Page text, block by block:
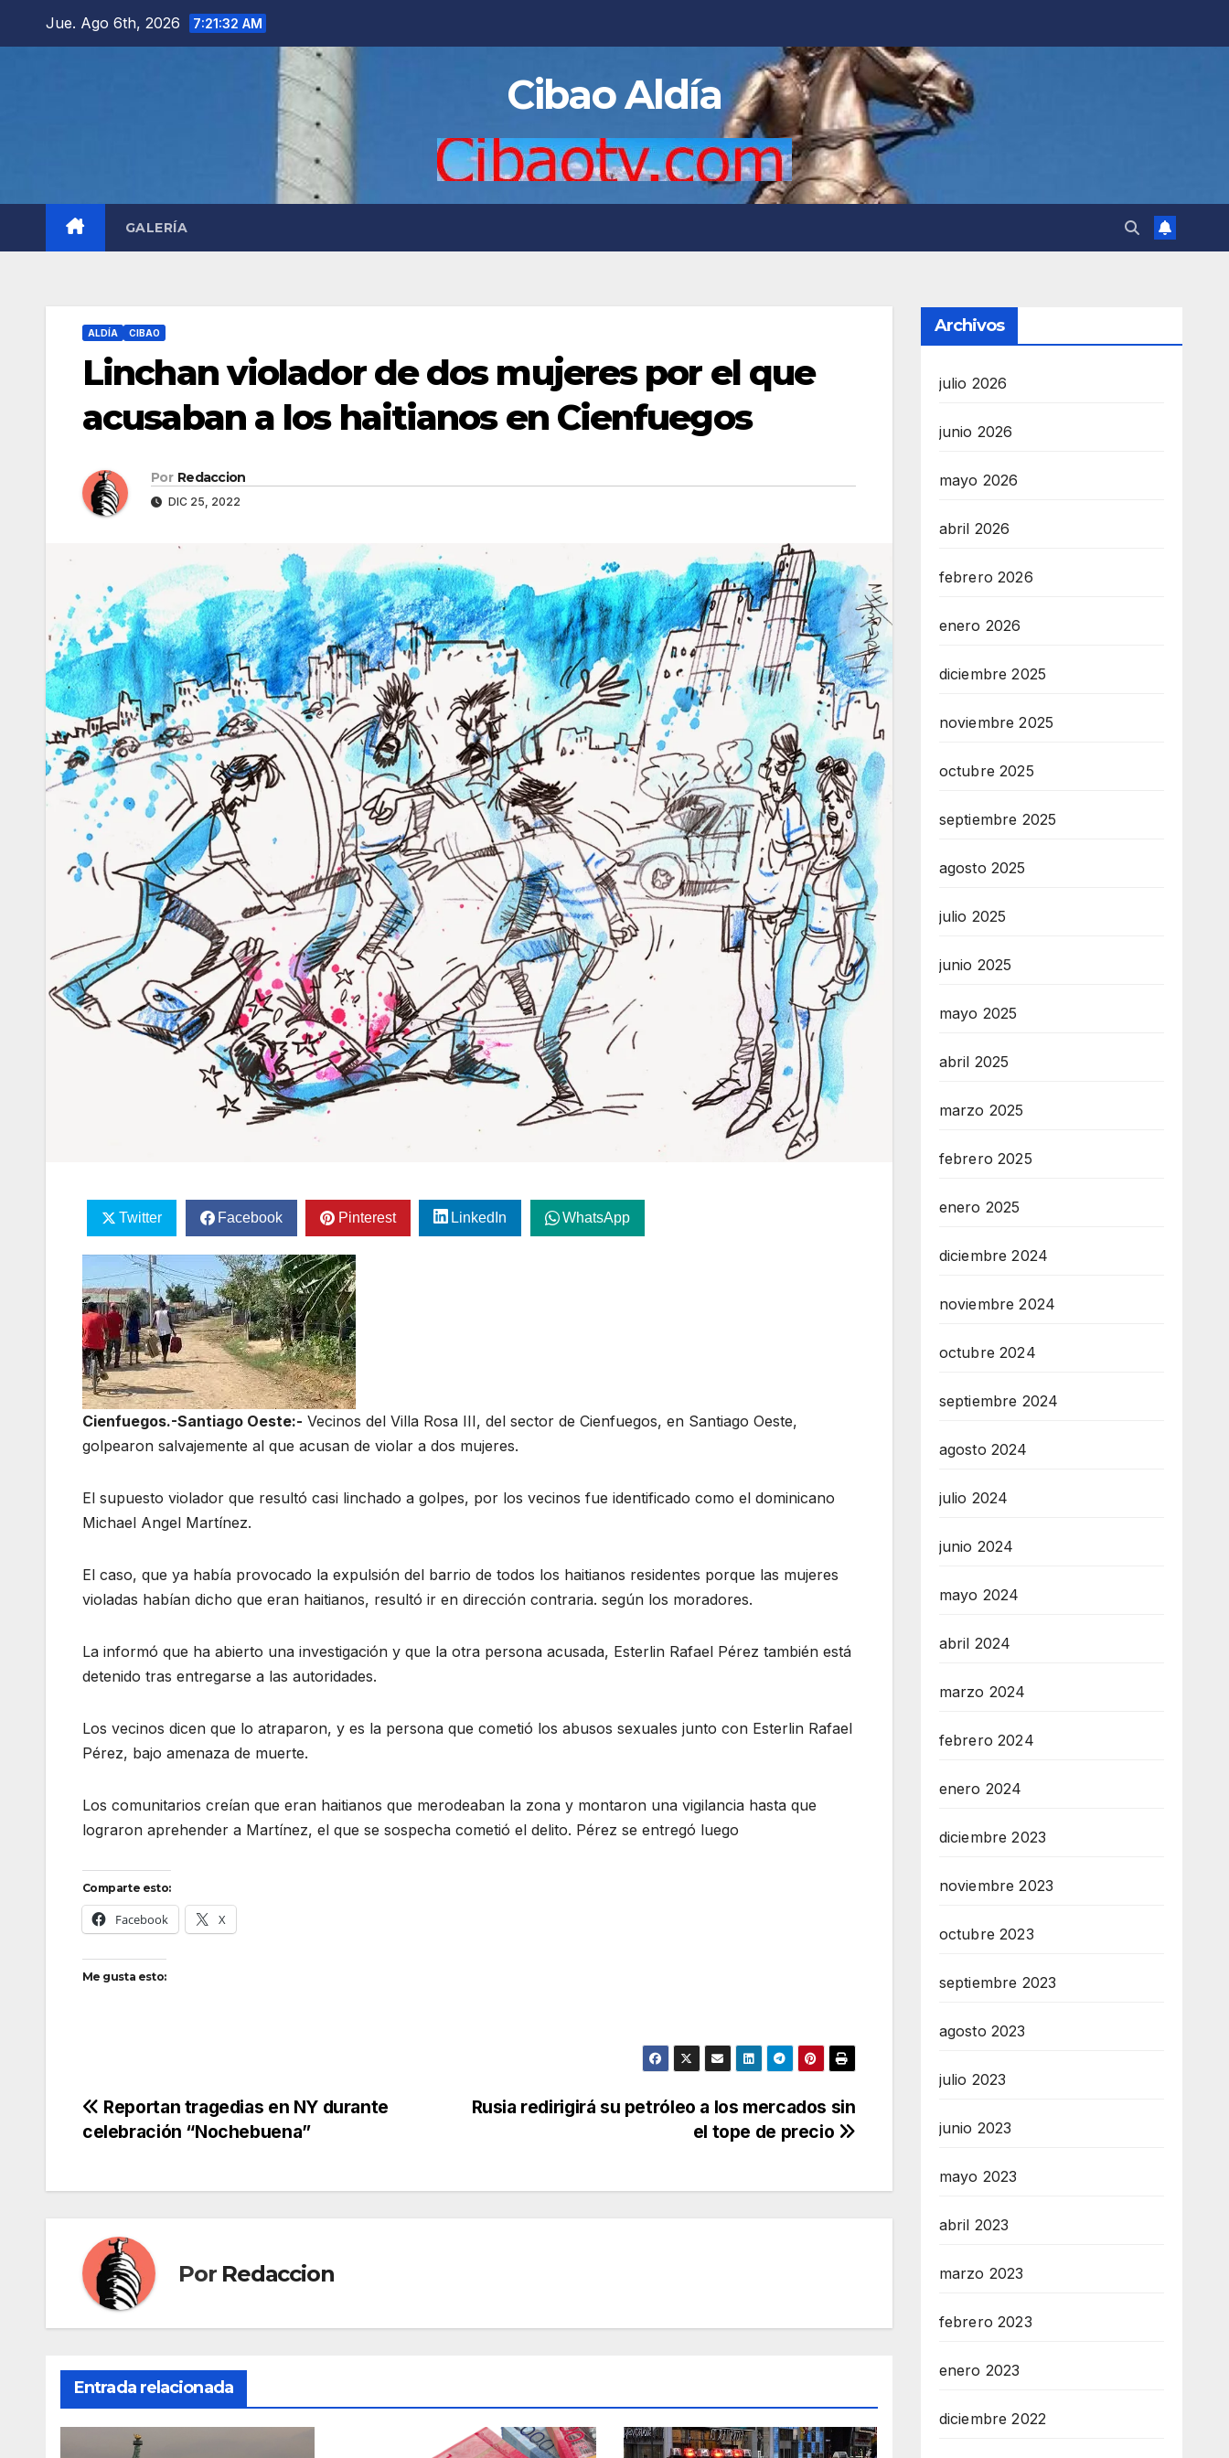
Jue. Ago 6th, 2026 7:21:33 AM
Cibao Aldía
GALERÍA
ALDÍA CIBAO
Linchan violador de dos mujeres por el que
acusaban a los haitianos en Cienfuegos
Por Redaccion
DIC 25, 2022
Twitter Facebook Pinterest LinkedIn WhatsApp
Cienfuegos.-Santiago Oeste:- Vecinos del Villa Rosa III, del sector de Cienfuegos, en Santiago Oeste,
golpearon salvajemente al que acusan de violar a dos mujeres.
El supuesto violador que resultó casi linchado a golpes, por los vecinos fue identificado como el dominicano
Michael Angel Martínez.
El caso, que ya había provocado la expulsión del barrio de todos los haitianos residentes porque las mujeres
violadas habían dicho que eran haitianos, resultó ir en dirección contraria. según los moradores.
La informó que ha abierto una investigación y que la otra persona acusada, Esterlin Rafael Pérez también está
detenido tras entregarse a las autoridades.
Los vecinos dicen que lo atraparon, y es la persona que cometió los abusos sexuales junto con Esterlin Rafael
Pérez, bajo amenaza de muerte.
Los comunitarios creían que eran haitianos que merodeaban la zona y montaron una vigilancia hasta que
lograron aprehender a Martínez, el que se sospecha cometió el delito. Pérez se entregó luego
Comparte esto:
Facebook X
Me gusta esto:
Navegación
entradas
Rusia redirigirá su petróleo a los mercados sin
el tope de precio
Reportan tragedias en NY durante
celebración “Nochebuena”
Por Redaccion
Entrada relacionada
Archivos
julio 2026
junio 2026
mayo 2026
abril 2026
febrero 2026
enero 2026
diciembre 2025
noviembre 2025
octubre 2025
septiembre 2025
agosto 2025
julio 2025
junio 2025
mayo 2025
abril 2025
marzo 2025
febrero 2025
enero 2025
diciembre 2024
noviembre 2024
octubre 2024
septiembre 2024
agosto 2024
julio 2024
junio 2024
mayo 2024
abril 2024
marzo 2024
febrero 2024
enero 2024
diciembre 2023
noviembre 2023
octubre 2023
septiembre 2023
agosto 2023
julio 2023
junio 2023
mayo 2023
abril 2023
marzo 2023
febrero 2023
enero 2023
diciembre 2022